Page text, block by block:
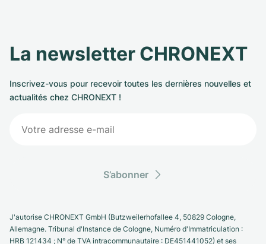
La newsletter CHRONEXT
Inscrivez-vous pour recevoir toutes les dernières nouvelles et
actualités chez CHRONEXT !
S’abonner
J'autorise CHRONEXT GmbH (Butzweilerhofallee 4, 50829 Cologne,
Allemagne. Tribunal d'Instance de Cologne, Numéro d'Immatriculation :
HRB 121434 ; N° de TVA intracommunautaire : DE451441052) et ses